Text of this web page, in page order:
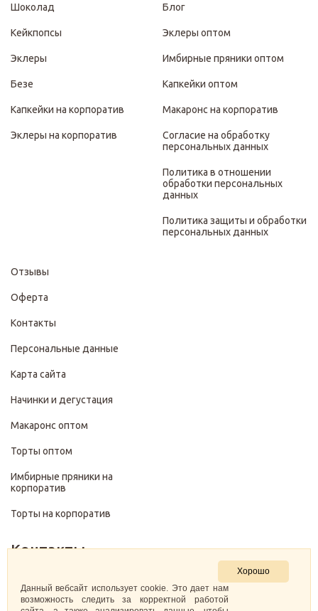
Шоколад
Кейкпопсы
Эклеры
Безе
Капкейки на корпоратив
Эклеры на корпоратив
Блог
Эклеры оптом
Имбирные пряники оптом
Капкейки оптом
Макаронс на корпоратив
Согласие на обработку
персональных данных
Политика в отношении
обработки персональных
данных
Политика защиты и обработки
персональных данных
Отзывы
Оферта
Контакты
Персональные данные
Карта сайта
Начинки и дегустация
Макаронс оптом
Торты оптом
Имбирные пряники на
корпоратив
Торты на корпоратив
Контакты
+7 (499) 322-28-29
Хорошо
Данный вебсайт использует cookie. Это дает нам
возможность следить за корректной работой